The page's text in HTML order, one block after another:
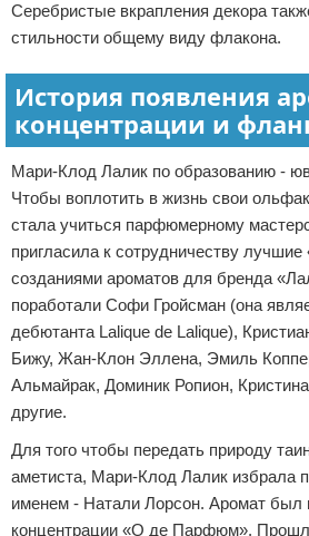
Серебристые вкрапления декора
стильности общему виду флакона.
История появления
концентрации и
Мари-Клод Лалик по образованию -
Чтобы воплотить в жизнь свои
стала учиться парфюмерному
пригласила к сотрудничеству
созданиями ароматов для бренда
поработали Софи Гройсман (она
дебютанта Lalique de Lalique),
Бижу, Жан-Клон Эллена, Эмиль
Альмайрак, Доминик Ропион,
другие.
Для того чтобы передать природу
аметиста, Мари-Клод Лалик
именем - Натали Лорсон. Аромат был
концентрации «О де Парфюм».